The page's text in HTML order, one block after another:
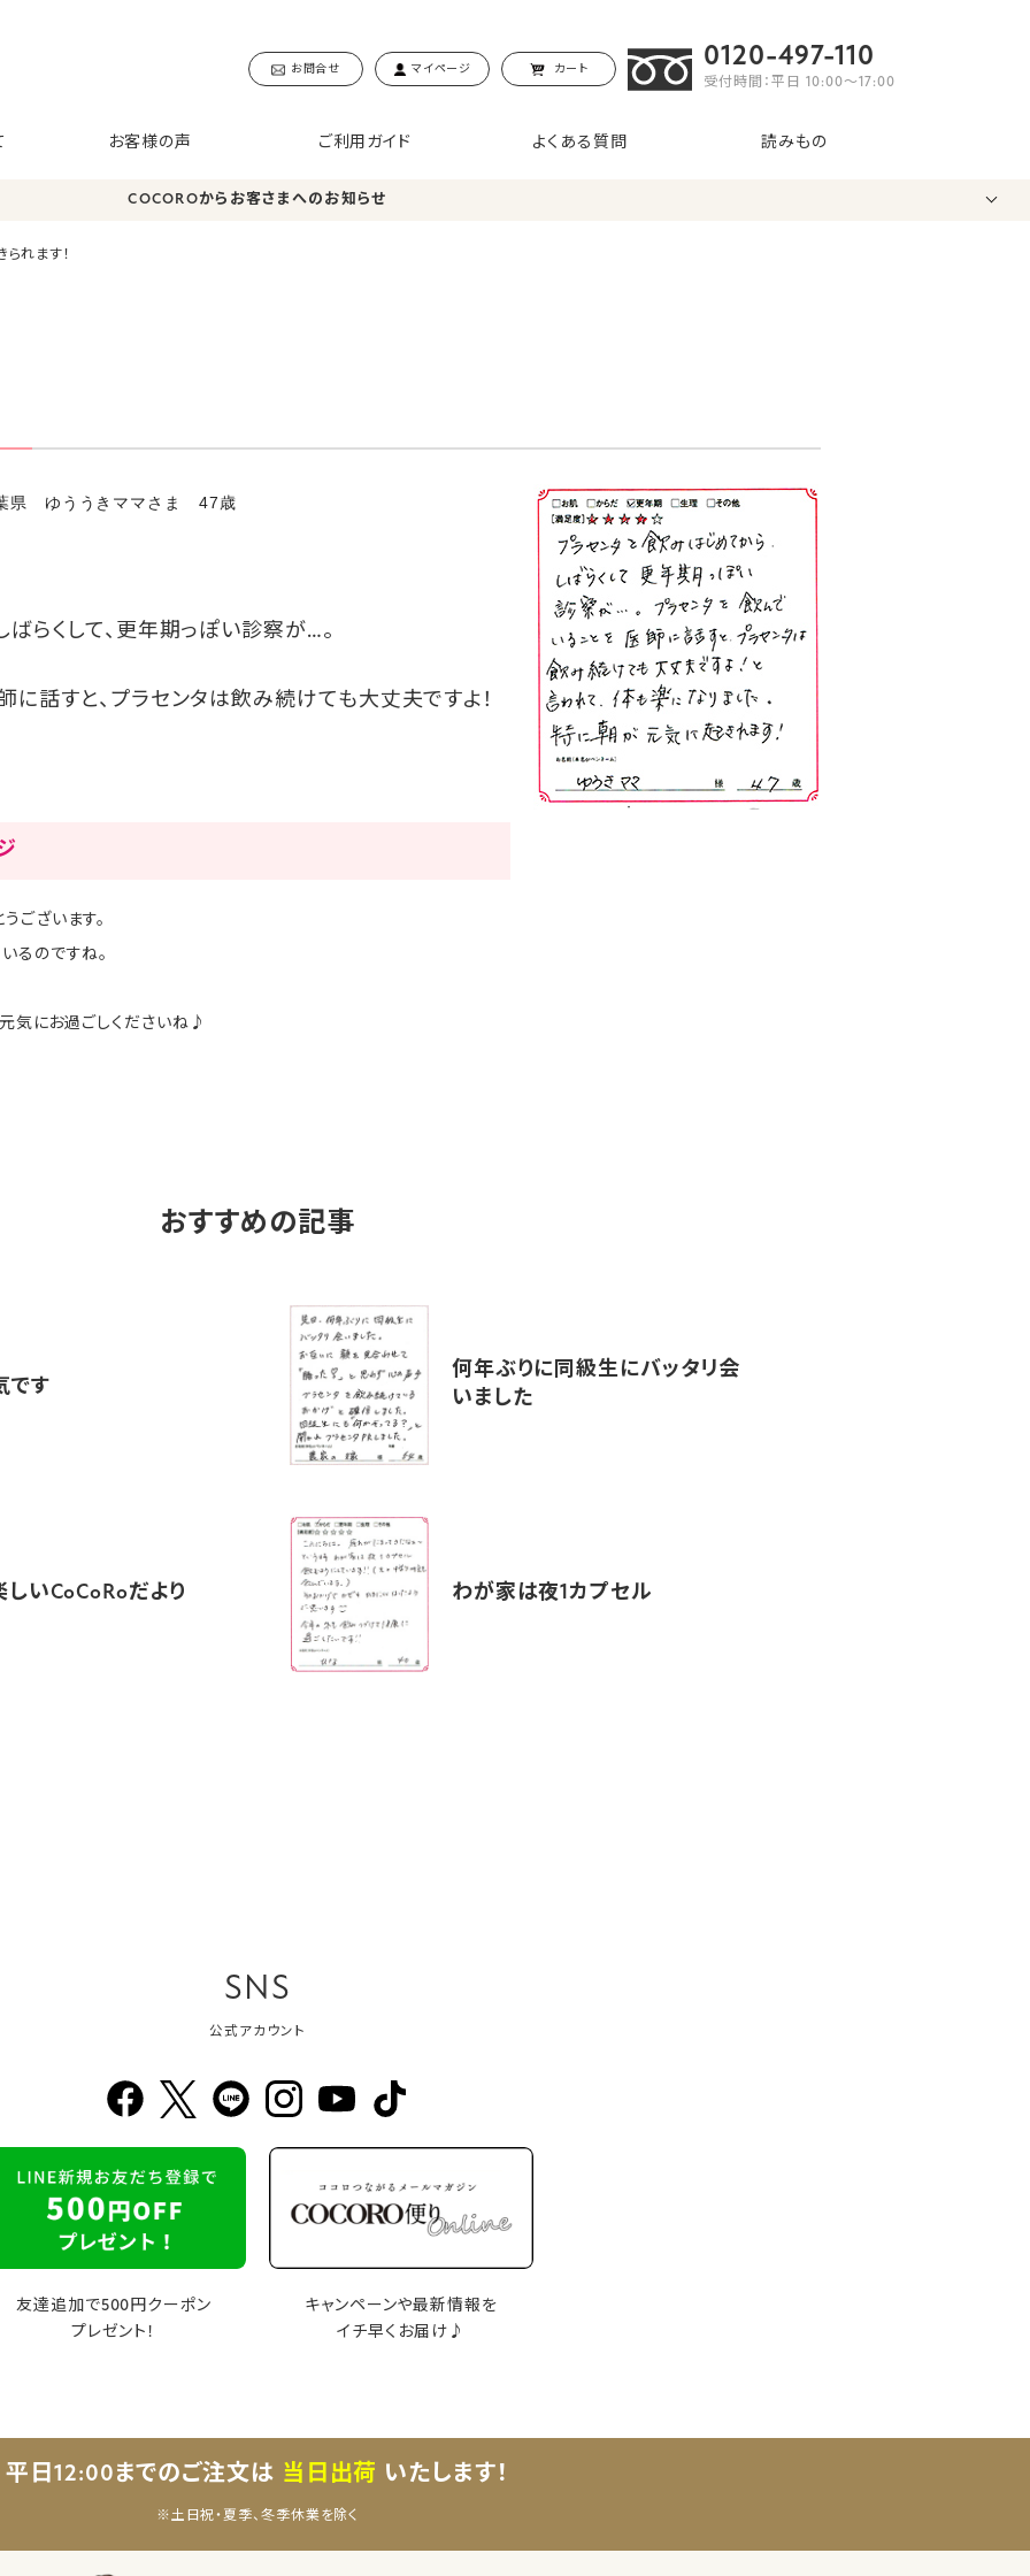
お問合せ マイページ カート 0120-497-110
受付時間：平日 10:00〜17:00
お客様の声 ご利用ガイド よくある質問 読みもの
COCOROからお客さまへのお知らせ
れます！
県 ゆううきママさま 47歳
らくして、更年期っぽい診察が…。
に話すと、プラセンタは飲み続けても大丈夫ですよ！
ございます。
るのですね。
気にお過ごしくださいね♪
おすすめの記事
です
何年ぶりに同級生にバッタリ会
いました
しいCoCoRoだより わが家は夜1カプセル
SNS
公式アカウント
友達追加で500円クーポン
プレゼント！
キャンペーンや最新情報を
イチ早くお届け♪
平日12:00までのご注文は 当日出荷 いたします！
※土日祝・夏季、冬季休業を除く